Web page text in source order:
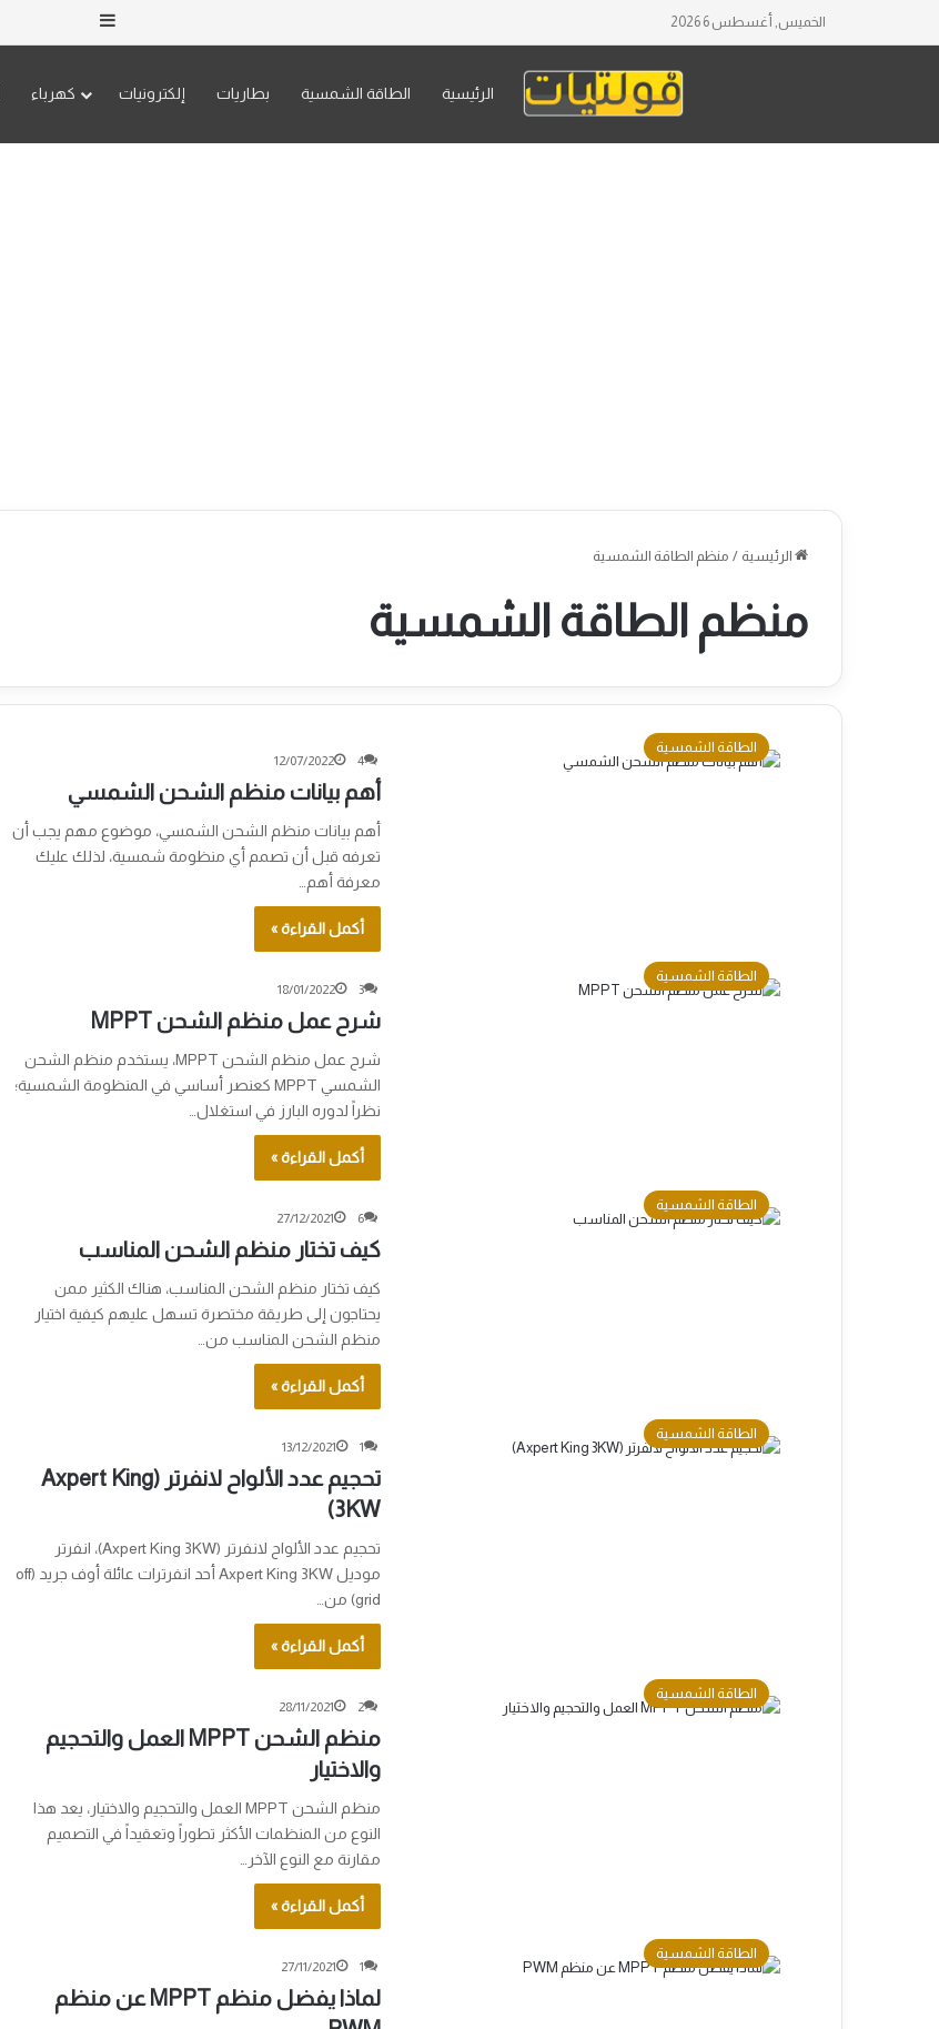
الخميس, أغسطس 6 2026
الرئيسية الطاقة الشمسية بطاريات إلكترونيات كهرباء
الرئيسية / منظم الطاقة الشمسية
منظم الطاقة الشمسية
الطاقة الشمسية
12/07/2022 4
أهم بيانات منظم الشحن الشمسي
أهم بيانات منظم الشحن الشمسي، موضوع مهم يجب أن
تعرفه قبل أن تصمم أي منظومة شمسية، لذلك عليك
معرفة أهم…
أكمل القراءة »
الطاقة الشمسية
18/01/2022 3
شرح عمل منظم الشحن MPPT
شرح عمل منظم الشحن MPPT، يستخدم منظم الشحن
الشمسي MPPT كعنصر أساسي في المنظومة الشمسية؛
نظراً لدوره البارز في استغلال…
أكمل القراءة »
الطاقة الشمسية
27/12/2021 6
كيف تختار منظم الشحن المناسب
كيف تختار منظم الشحن المناسب، هناك الكثير ممن
يحتاجون إلى طريقة مختصرة تسهل عليهم كيفية اختيار
منظم الشحن المناسب من…
أكمل القراءة »
الطاقة الشمسية
13/12/2021 1
تحجيم عدد الألواح لانفرتر (Axpert King
3KW)
تحجيم عدد الألواح لانفرتر (Axpert King 3KW)، انفرتر
موديل Axpert King 3KW أحد انفرترات عائلة أوف جريد (off
grid) من…
أكمل القراءة »
الطاقة الشمسية
28/11/2021 2
منظم الشحن MPPT العمل والتحجيم
والاختيار
منظم الشحن MPPT العمل والتحجيم والاختيار، يعد هذا
النوع من المنظمات الأكثر تطوراً وتعقيداً في التصميم
مقارنة مع النوع الآخر…
أكمل القراءة »
الطاقة الشمسية
27/11/2021 1
لماذا يفضل منظم MPPT عن منظم